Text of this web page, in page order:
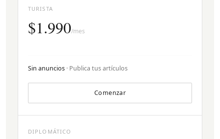
TURISTA
$1.990/mes
Sin anuncios · Publica tus artículos
Comenzar
DIPLOMÁTICO